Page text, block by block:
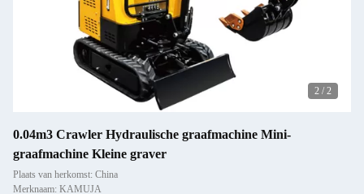
2 / 2
0.04m3 Crawler Hydraulische graafmachine Mini-
graafmachine Kleine graver
Plaats van herkomst: China
Merknaam: KAMUJA